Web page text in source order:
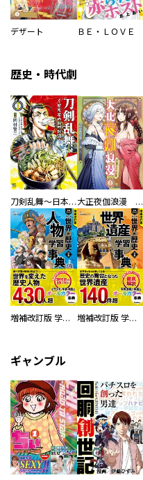
デザート ＢＥ・ＬＯＶＥ
歴史・時代劇
刀剣乱舞～日本号つれづれ酒～ 大正夜伽浪漫 －金曜日の花嫁—
増補改訂版 学研まんが NEW世界の歴史 別巻 人物学習事典 増補改訂版 学研まんが NEW世界の歴史 別巻 世界遺産学習事典
ギャンブル